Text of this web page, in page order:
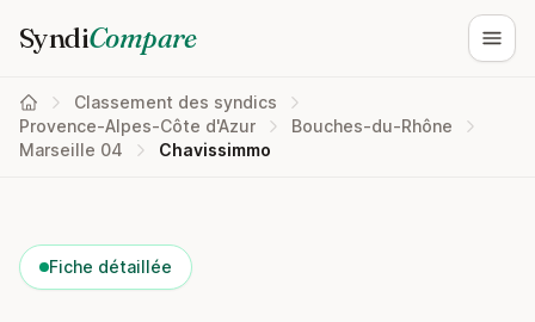
SyndiCompare
Classement des syndics
Provence-Alpes-Côte d'Azur
Bouches-du-Rhône
Marseille 04
Chavissimmo
Fiche détaillée